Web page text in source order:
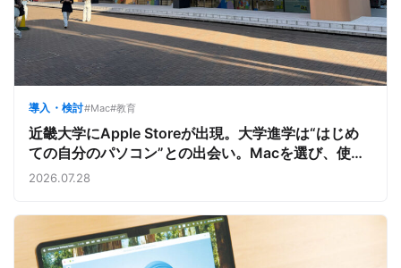
導入・検討#Mac#教育
近畿大学にApple Storeが出現。大学進学は“はじめ
ての自分のパソコン”との出会い。Macを選び、使う
魅力と楽しさを、夏のオープンキャンパスでアピール
2026.07.28